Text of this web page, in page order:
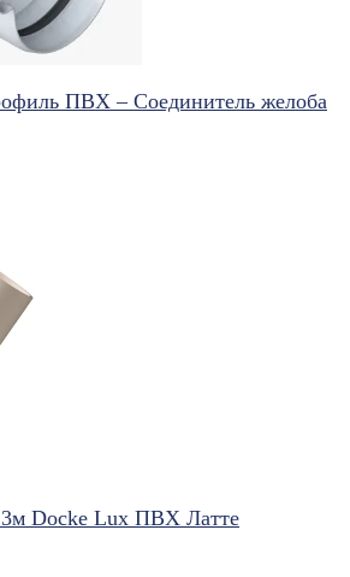
ПВХ – Соединитель желоба
3м Docke Lux ПВХ Латте